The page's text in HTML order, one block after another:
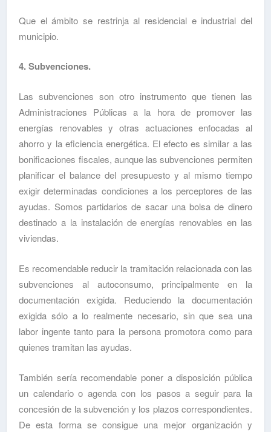
Que el ámbito se restrinja al residencial e industrial del
municipio.
4. Subvenciones.
Las subvenciones son otro instrumento que tienen las
Administraciones Públicas a la hora de promover las
energías renovables y otras actuaciones enfocadas al
ahorro y la eficiencia energética. El efecto es similar a las
bonificaciones fiscales, aunque las subvenciones permiten
planificar el balance del presupuesto y al mismo tiempo
exigir determinadas condiciones a los perceptores de las
ayudas. Somos partidarios de sacar una bolsa de dinero
destinado a la instalación de energías renovables en las
viviendas.
Es recomendable reducir la tramitación relacionada con las
subvenciones al autoconsumo, principalmente en la
documentación exigida. Reduciendo la documentación
exigida sólo a lo realmente necesario, sin que sea una
labor ingente tanto para la persona promotora como para
quienes tramitan las ayudas.
También sería recomendable poner a disposición pública
un calendario o agenda con los pasos a seguir para la
concesión de la subvención y los plazos correspondientes.
De esta forma se consigue una mejor organización y